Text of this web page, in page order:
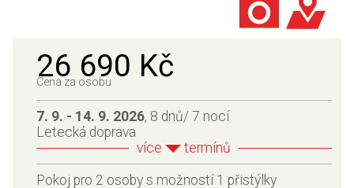
26 690 Kč
Cena za osobu
7. 9. - 14. 9. 2026, 8 dnů/ 7 nocí
Letecká doprava
více
termínů
Pokoj pro 2 osoby s možností 1 přistýlky